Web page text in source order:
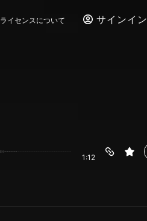
ライセンスについて サインイン
1:12